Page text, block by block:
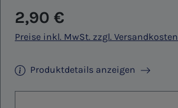
Regulärer Preis:
2,90 €
Preise inkl. MwSt. zzgl. Versandkosten
Produktdetails anzeigen